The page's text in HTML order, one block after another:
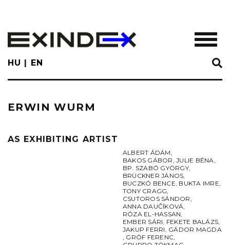
main
content
HU EN
ERWIN WURM
AS EXHIBITING ARTIST
ALBERT ÁDÁM,
BAKOS GÁBOR,JULIE BÉNA,
BP. SZABÓ GYÖRGY,
BRÜCKNER JÁNOS,
BUCZKÓ BENCE, BUKTA IMRE,
TONY CRAGG,
CSUTOROS SÁNDOR,
ANNA DAUČÍKOVÁ,
RÓZA EL-HASSAN,
EMBER SÁRI, FEKETE BALÁZS,
JAKUP FERRI, GÁDOR MAGDA
, GRÓF FERENC,